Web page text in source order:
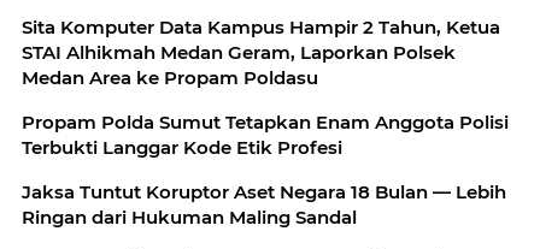
Sita Komputer Data Kampus Hampir 2 Tahun, Ketua
STAI Alhikmah Medan Geram, Laporkan Polsek
Medan Area ke Propam Poldasu
Propam Polda Sumut Tetapkan Enam Anggota Polisi
Terbukti Langgar Kode Etik Profesi
Jaksa Tuntut Koruptor Aset Negara 18 Bulan — Lebih
Ringan dari Hukuman Maling Sandal